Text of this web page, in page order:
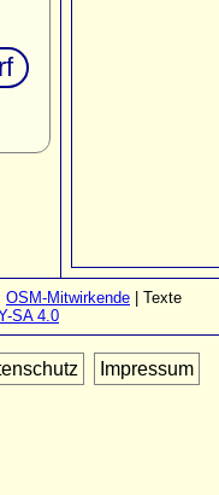
OSM-Mitwirkende | Texte
SA 4.0
Impressum